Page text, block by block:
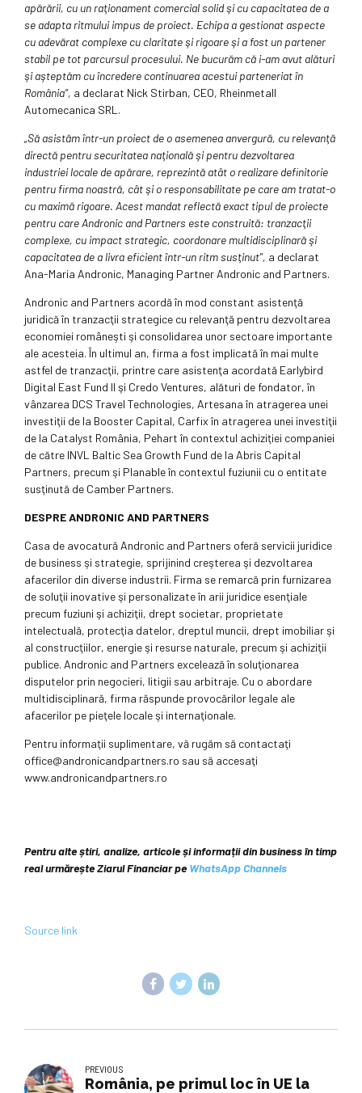
apărării, cu un raţionament comercial solid şi cu capacitatea de a
se adapta ritmului impus de proiect. Echipa a gestionat aspecte
cu adevărat complexe cu claritate şi rigoare şi a fost un partener
stabil pe tot parcursul procesului. Ne bucurăm că i-am avut alături
şi aşteptăm cu încredere continuarea acestui parteneriat în
România”, a declarat Nick Stirban, CEO, Rheinmetall
Automecanica SRL.
„Să asistăm într-un proiect de o asemenea anvergură, cu relevanţă
directă pentru securitatea naţională şi pentru dezvoltarea
industriei locale de apărare, reprezintă atât o realizare definitorie
pentru firma noastră, cât şi o responsabilitate pe care am tratat-o
cu maximă rigoare. Acest mandat reflectă exact tipul de proiecte
pentru care Andronic and Partners este construită: tranzacţii
complexe, cu impact strategic, coordonare multidisciplinară şi
capacitatea de a livra eficient într-un ritm susţinut”, a declarat
Ana-Maria Andronic, Managing Partner Andronic and Partners.
Andronic and Partners acordă în mod constant asistenţă
juridică în tranzacţii strategice cu relevanţă pentru dezvoltarea
economiei româneşti şi consolidarea unor sectoare importante
ale acesteia. În ultimul an, firma a fost implicată în mai multe
astfel de tranzacţii, printre care asistenţa acordată Earlybird
Digital East Fund II şi Credo Ventures, alături de fondator, în
vânzarea DCS Travel Technologies, Artesana în atragerea unei
investiţii de la Booster Capital, Carfix în atragerea unei investiţii
de la Catalyst România, Pehart în contextul achiziţiei companiei
de către INVL Baltic Sea Growth Fund de la Abris Capital
Partners, precum şi Planable în contextul fuziunii cu o entitate
susţinută de Camber Partners.
DESPRE ANDRONIC AND PARTNERS
Casa de avocatură Andronic and Partners oferă servicii juridice
de business şi strategie, sprijinind creşterea şi dezvoltarea
afacerilor din diverse industrii. Firma se remarcă prin furnizarea
de soluţii inovative şi personalizate în arii juridice esenţiale
precum fuziuni şi achiziţii, drept societar, proprietate
intelectuală, protecţia datelor, dreptul muncii, drept imobiliar şi
al construcţiilor, energie şi resurse naturale, precum şi achiziţii
publice. Andronic and Partners excelează în soluţionarea
disputelor prin negocieri, litigii sau arbitraje. Cu o abordare
multidisciplinară, firma răspunde provocărilor legale ale
afacerilor pe pieţele locale şi internaţionale.
Pentru informaţii suplimentare, vă rugăm să contactaţi
office@andronicandpartners.ro sau să accesaţi
www.andronicandpartners.ro
Pentru alte știri, analize, articole și informații din business în timp
real urmărește Ziarul Financiar pe WhatsApp Channels
Source link
PREVIOUS
România, pe primul loc în UE la